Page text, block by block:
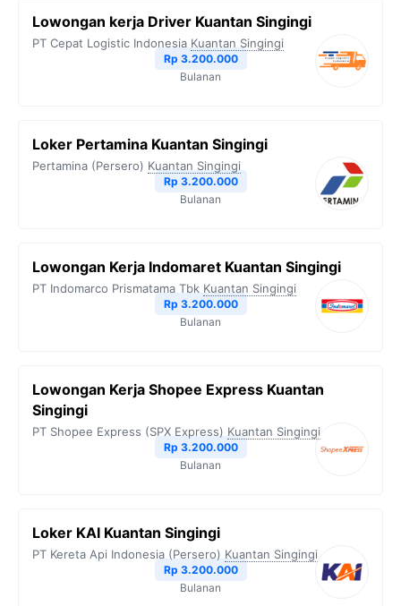
Lowongan kerja Driver Kuantan Singingi
PT Cepat Logistic Indonesia Kuantan Singingi
Rp 3.200.000
Bulanan
Loker Pertamina Kuantan Singingi
Pertamina (Persero) Kuantan Singingi
Rp 3.200.000
Bulanan
Lowongan Kerja Indomaret Kuantan Singingi
PT Indomarco Prismatama Tbk Kuantan Singingi
Rp 3.200.000
Bulanan
Lowongan Kerja Shopee Express Kuantan
Singingi
PT Shopee Express (SPX Express) Kuantan Singingi
Rp 3.200.000
Bulanan
Loker KAI Kuantan Singingi
PT Kereta Api Indonesia (Persero) Kuantan Singingi
Rp 3.200.000
Bulanan